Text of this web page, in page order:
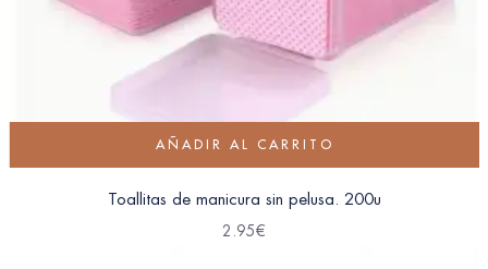
AÑADIR AL CARRITO
Toallitas de manicura sin pelusa. 200u
2.95€